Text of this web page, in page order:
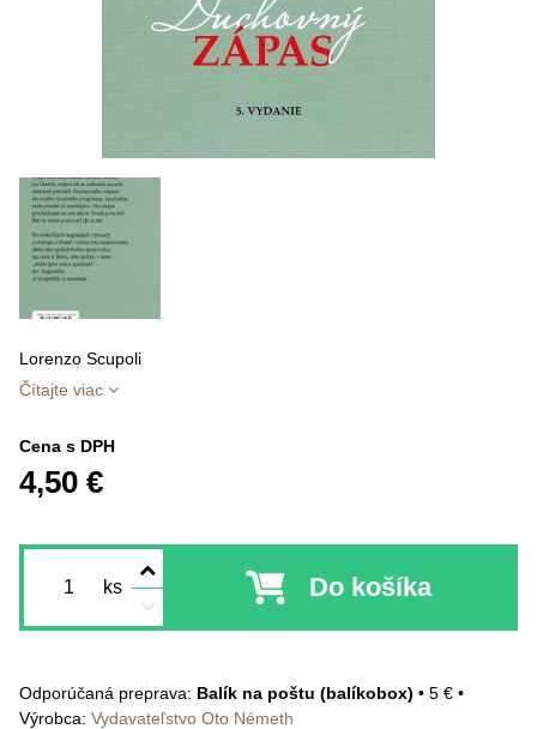
Lorenzo Scupoli
Čítajte viac
Cena s DPH
4,50 €
ks Do košíka
Balík na poštu (balíkobox) • 5 € •
Výrobca: Vydavateľstvo Oto Németh